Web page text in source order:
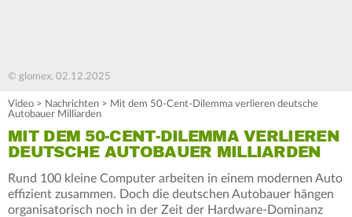
© glomex, 02.12.2025
Video > Nachrichten > Mit dem 50-Cent-Dilemma verlieren deutsche
Autobauer Milliarden
MIT DEM 50-CENT-DILEMMA VERLIEREN
DEUTSCHE AUTOBAUER MILLIARDEN
Rund 100 kleine Computer arbeiten in einem modernen Auto
effizient zusammen. Doch die deutschen Autobauer hängen
organisatorisch noch in der Zeit der Hardware-Dominanz